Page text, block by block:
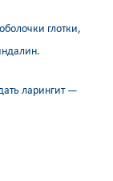
глотки,
ларингит —